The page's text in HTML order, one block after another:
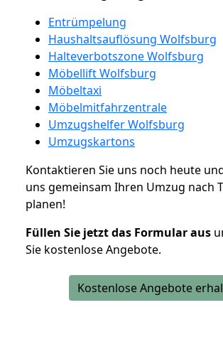
Entrümpelung
Haushaltsauflösung Wolfsburg
Halteverbotszone Wolfsburg
Möbellift Wolfsburg
Möbeltaxi
Möbelmitfahrzentrale
Umzugshelfer Wolfsburg
Umzugskartons
Kontaktieren Sie uns noch heute
uns gemeinsam Ihren Umzug nach
planen!
Füllen Sie jetzt das Formular aus
Sie kostenlose Angebote.
Kostenlose Angebote